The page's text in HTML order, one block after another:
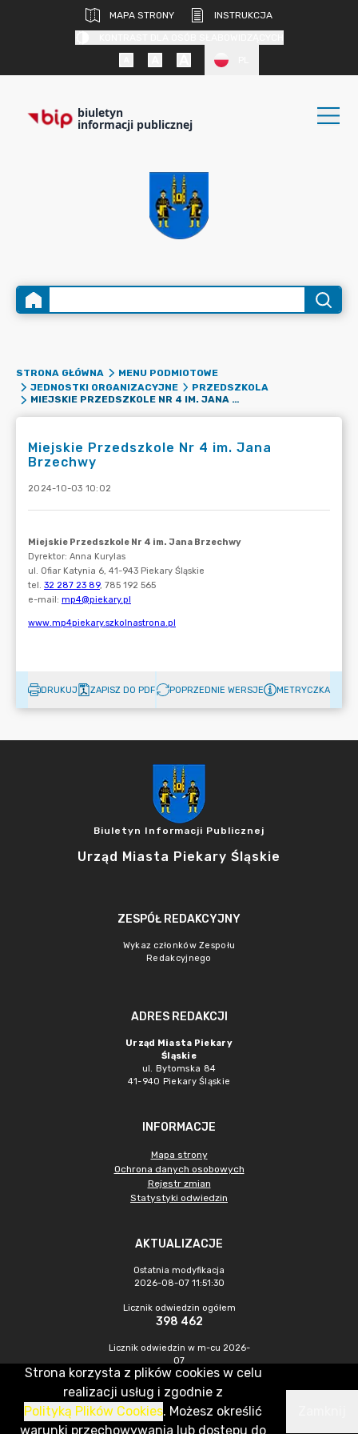
MAPA STRONY
INSTRUKCJA
biuletyn
informacji publicznej
STRONA GŁÓWNA
MENU PODMIOTOWE
JEDNOSTKI ORGANIZACYJNE
PRZEDSZKOLA
MIEJSKIE PRZEDSZKOLE NR 4 IM. JANA BRZECHWY
Miejskie Przedszkole Nr 4 im. Jana
Brzechwy
2024-10-03 10:02
DRUKUJ ZAPISZ DO PDF POPRZEDNIE WERSJE METRYCZKA
Biuletyn Informacji Publicznej
Urząd Miasta Piekary Śląskie
ZESPÓŁ REDAKCYJNY
Wykaz członków Zespołu
Redakcyjnego
ADRES REDAKCJI
Urząd Miasta Piekary
Śląskie
ul. Bytomska 84
41-940 Piekary Śląskie
INFORMACJE
Mapa strony
Ochrona danych osobowych
Rejestr zmian
Statystyki odwiedzin
AKTUALIZACJE
Ostatnia modyfikacja
2026-08-07 11:51:30
Licznik odwiedzin ogółem
398 462
Licznik odwiedzin w m-cu 2026-
07
1 833
CMS & Hosting: Nefeni Sp. z o.o.
Strona korzysta z plików cookies w celu
realizacji usług i zgodnie z
Polityką Plików Cookies. Możesz określić
warunki przechowywania lub dostępu do